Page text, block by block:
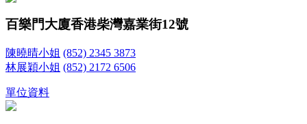
百樂門大廈香港柴灣嘉業街12號
陳曉晴小姐 (852) 2345 3873
林展穎小姐 (852) 2172 6506
單位資料